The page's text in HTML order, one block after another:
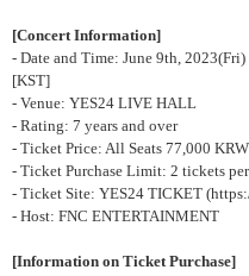
[Concert Information]
- Date and Time: June 9th,
[KST]
- Venue: YES24 LIVE HALL
- Rating: 7 years and over
- Ticket Price: All Seats 77,000
- Ticket Purchase Limit: 2 tickets
- Ticket Site: YES24 TICKET
- Host: FNC ENTERTAINMENT
[Information on Ticket Purchase]